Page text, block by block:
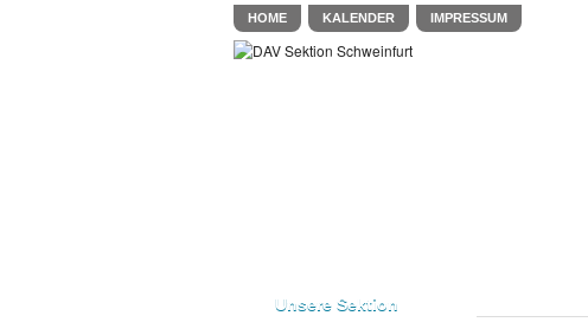
HOME KALENDER IMPRESSUM
Unsere Sektion